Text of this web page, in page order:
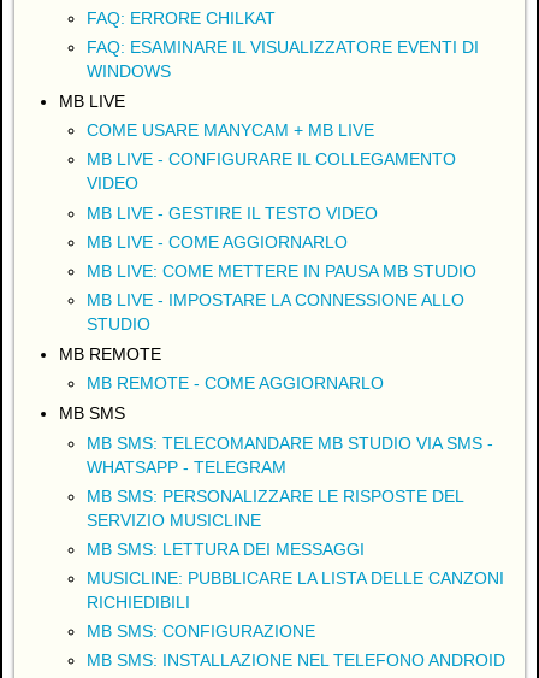
FAQ: ERRORE CHILKAT
FAQ: ESAMINARE IL VISUALIZZATORE EVENTI DI
WINDOWS
MB LIVE
COME USARE MANYCAM + MB LIVE
MB LIVE - CONFIGURARE IL COLLEGAMENTO
VIDEO
MB LIVE - GESTIRE IL TESTO VIDEO
MB LIVE - COME AGGIORNARLO
MB LIVE: COME METTERE IN PAUSA MB STUDIO
MB LIVE - IMPOSTARE LA CONNESSIONE ALLO
STUDIO
MB REMOTE
MB REMOTE - COME AGGIORNARLO
MB SMS
MB SMS: TELECOMANDARE MB STUDIO VIA SMS -
WHATSAPP - TELEGRAM
MB SMS: PERSONALIZZARE LE RISPOSTE DEL
SERVIZIO MUSICLINE
MB SMS: LETTURA DEI MESSAGGI
MUSICLINE: PUBBLICARE LA LISTA DELLE CANZONI
RICHIEDIBILI
MB SMS: CONFIGURAZIONE
MB SMS: INSTALLAZIONE NEL TELEFONO ANDROID